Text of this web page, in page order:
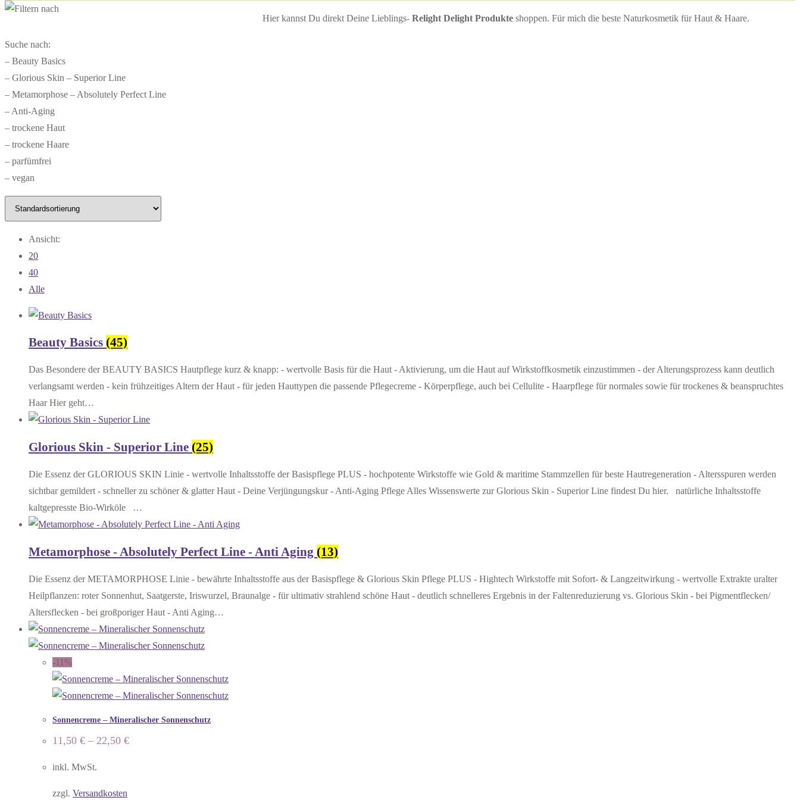
Hier kannst Du direkt Deine Lieblings-Relight Delight Produkte shoppen. Für mich die beste Naturkosmetik für Haut & Haare.
Suche nach:
– Beauty Basics
– Glorious Skin – Superior Line
– Metamorphose – Absolutely Perfect Line
– Anti-Aging
– trockene Haut
– trockene Haare
– parfümfrei
– vegan
Ansicht:
20
40
Alle
Beauty Basics (45)
Das Besondere der BEAUTY BASICS Hautpflege kurz & knapp: - wertvolle Basis für die Haut - Aktivierung, um die Haut auf Wirkstoffkosmetik einzustimmen - der Alterungsprozess kann deutlich
verlangsamt werden - kein frühzeitiges Altern der Haut - für jeden Hauttypen die passende Pflegecreme - Körperpflege, auch bei Cellulite - Haarpflege für normales sowie für trockenes & beanspruchtes
Haar Hier geht…
Glorious Skin - Superior Line (25)
Die Essenz der GLORIOUS SKIN Linie - wertvolle Inhaltsstoffe der Basispflege PLUS - hochpotente Wirkstoffe wie Gold & maritime Stammzellen für beste Hautregeneration - Altersspuren werden
sichtbar gemildert - schneller zu schöner & glatter Haut - Deine Verjüngungskur - Anti-Aging Pflege Alles Wissenswerte zur Glorious Skin - Superior Line findest Du hier. natürliche Inhaltsstoffe
kaltgepresste Bio-Wirköle …
Metamorphose - Absolutely Perfect Line - Anti Aging (13)
Die Essenz der METAMORPHOSE Linie - bewährte Inhaltsstoffe aus der Basispflege & Glorious Skin Pflege PLUS - Hightech Wirkstoffe mit Sofort- & Langzeitwirkung - wertvolle Extrakte uralter
Heilpflanzen: roter Sonnenhut, Saatgerste, Iriswurzel, Braunalge - für ultimativ strahlend schöne Haut - deutlich schnelleres Ergebnis in der Faltenreduzierung vs. Glorious Skin - bei Pigmentflecken/
Altersflecken - bei großporiger Haut - Anti Aging…
-11%
Sonnencreme – Mineralischer Sonnenschutz
11,50 € – 22,50 €
inkl. MwSt.
zzgl. Versandkosten